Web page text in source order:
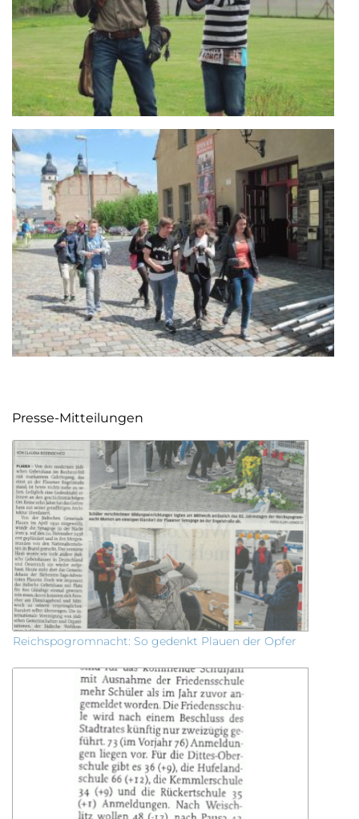
Presse-Mitteilungen
Reichspogromnacht: So gedenkt Plauen der Opfer